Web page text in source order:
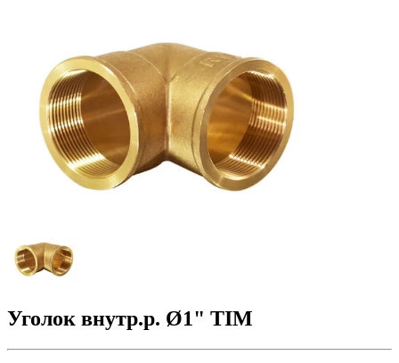
Уголок внутр.р. Ø1" TIM